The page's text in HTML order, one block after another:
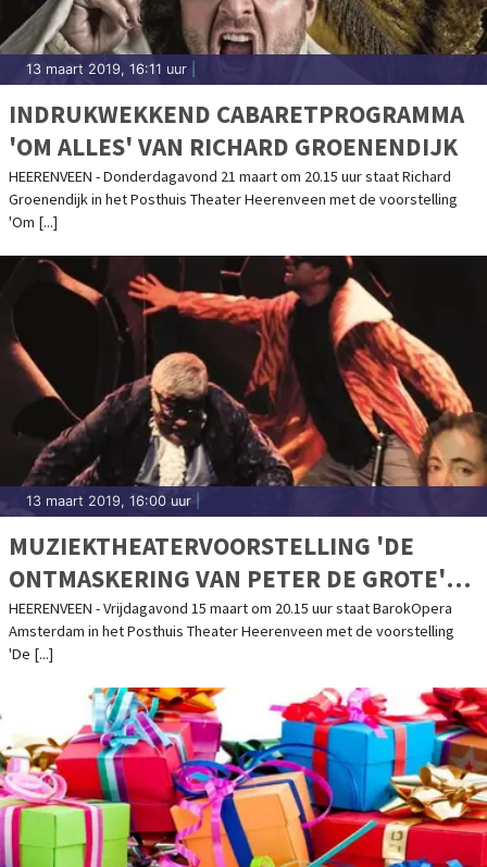
13 maart 2019, 16:11 uur
INDRUKWEKKEND CABARETPROGRAMMA
'OM ALLES' VAN RICHARD GROENENDIJK
HEERENVEEN - Donderdagavond 21 maart om 20.15 uur staat Richard
Groenendijk in het Posthuis Theater Heerenveen met de voorstelling
'Om [...]
13 maart 2019, 16:00 uur
MUZIEKTHEATERVOORSTELLING 'DE
ONTMASKERING VAN PETER DE GROTE'
DOOR BAROKOPERA AMSTERDAM
HEERENVEEN - Vrijdagavond 15 maart om 20.15 uur staat BarokOpera
Amsterdam in het Posthuis Theater Heerenveen met de voorstelling
'De [...]